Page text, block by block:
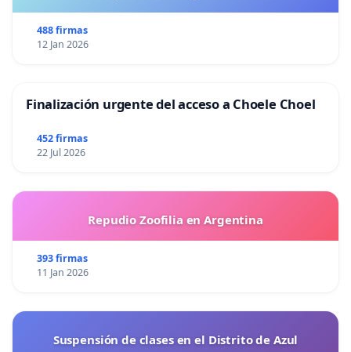
488 firmas
12 Jan 2026
Finalización urgente del acceso a Choele Choel
452 firmas
22 Jul 2026
Repudio Zoofilia en Argentina
393 firmas
11 Jan 2026
Suspensión de clases en el Distrito de Azul